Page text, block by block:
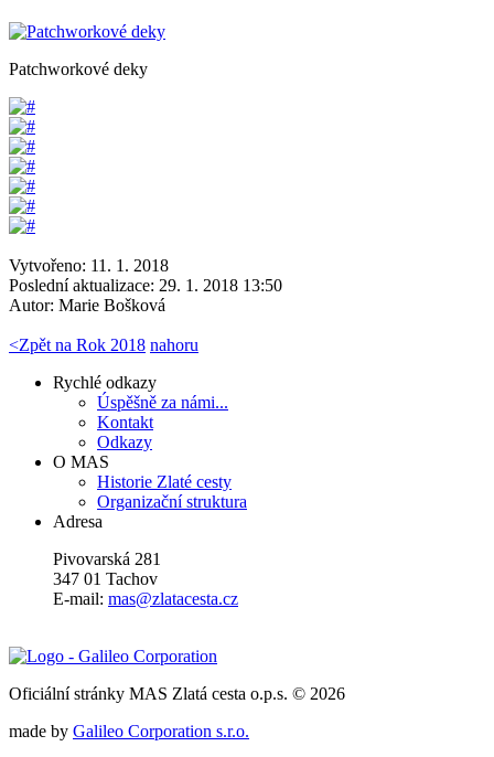
Patchworkové deky
Vytvořeno: 11. 1. 2018
Poslední aktualizace: 29. 1. 2018 13:50
Autor: Marie Bošková
<Zpět na Rok 2018 nahoru
Rychlé odkazy
Úspěšně za námi...
Kontakt
Odkazy
O MAS
Historie Zlaté cesty
Organizační struktura
Adresa
Pivovarská 281
347 01 Tachov
E-mail: mas@zlatacesta.cz
Oficiální stránky MAS Zlatá cesta o.p.s. © 2026
made by Galileo Corporation s.r.o.